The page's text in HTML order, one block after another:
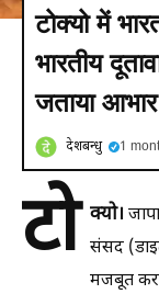
टोक्यो में
भारतीय
जताया आभार
देशबन्धु 1
टो क्यो।
संसद
मजबूत